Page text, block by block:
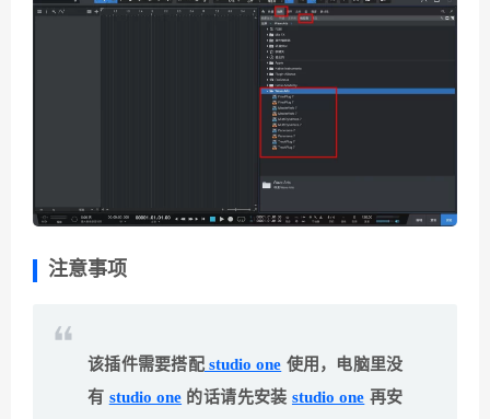
注意事项
该插件需要搭配studio one 使用，电脑里没
有 studio one 的话请先安装 studio one 再安